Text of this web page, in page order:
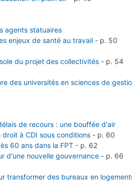
agents statuaires
enjeux de santé au travail - p. 50
du projet des collectivités - p. 54
des universités en sciences de
de recours : une bouffée d'air
à CDI sous conditions- p. 60
60 ans dans la FPT- p. 62
d'une nouvelle gouvernance- p. 66
transformer des bureaux en